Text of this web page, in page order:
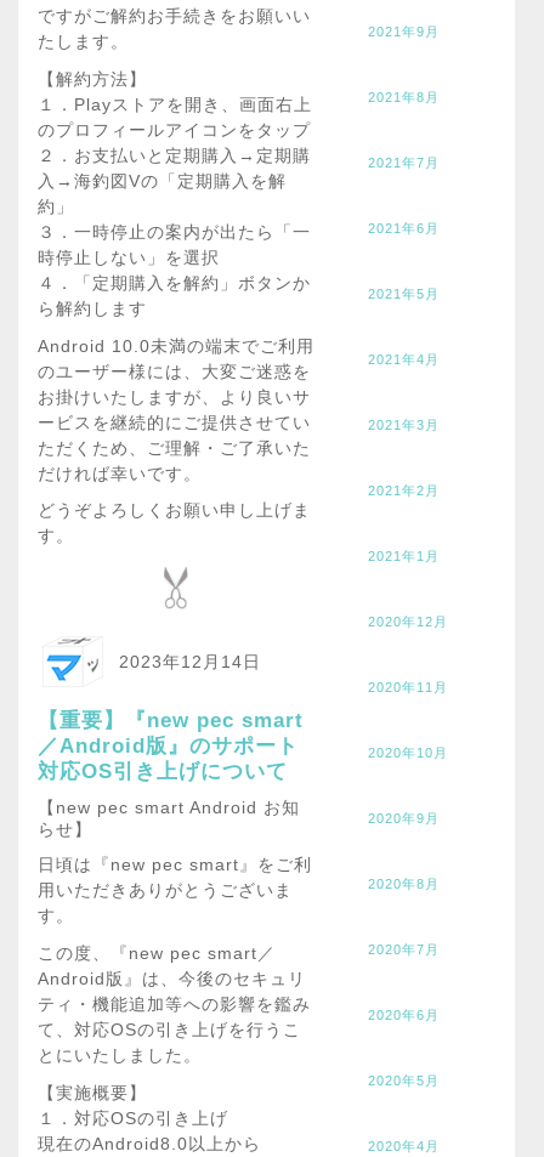
ですがご解約お手続きをお願いい
たします。
【解約方法】
１．Playストアを開き、画面右上
のプロフィールアイコンをタップ
２．お支払いと定期購入→定期購
入→海釣図Vの「定期購入を解
約」
３．一時停止の案内が出たら「一
時停止しない」を選択
４．「定期購入を解約」ボタンか
ら解約します
Android 10.0未満の端末でご利用
のユーザー様には、大変ご迷惑を
お掛けいたしますが、より良いサ
ービスを継続的にご提供させてい
ただくため、ご理解・ご了承いた
だければ幸いです。
どうぞよろしくお願い申し上げま
す。
2023年12月14日
【重要】『new pec smart
／Android版』のサポート
対応OS引き上げについて
【new pec smart Android お知
らせ】
日頃は『new pec smart』をご利
用いただきありがとうございま
す。
この度、『new pec smart／
Android版』は、今後のセキュリ
ティ・機能追加等への影響を鑑み
て、対応OSの引き上げを行うこ
とにいたしました。
【実施概要】
１．対応OSの引き上げ
現在のAndroid8.0以上から
2021年9月
2021年8月
2021年7月
2021年6月
2021年5月
2021年4月
2021年3月
2021年2月
2021年1月
2020年12月
2020年11月
2020年10月
2020年9月
2020年8月
2020年7月
2020年6月
2020年5月
2020年4月